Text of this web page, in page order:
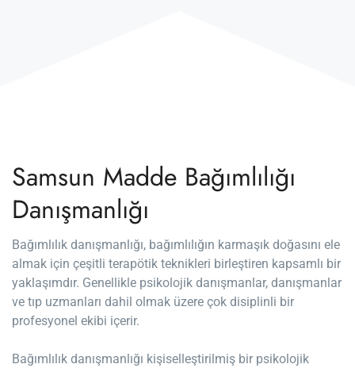
Samsun Madde Bağımlılığı
Danışmanlığı
Bağımlılık danışmanlığı, bağımlılığın karmaşık doğasını ele
almak için çeşitli terapötik teknikleri birleştiren kapsamlı bir
yaklaşımdır. Genellikle psikolojik danışmanlar, danışmanlar
ve tıp uzmanları dahil olmak üzere çok disiplinli bir
profesyonel ekibi içerir.
Bağımlılık danışmanlığı kişiselleştirilmiş bir psikolojik